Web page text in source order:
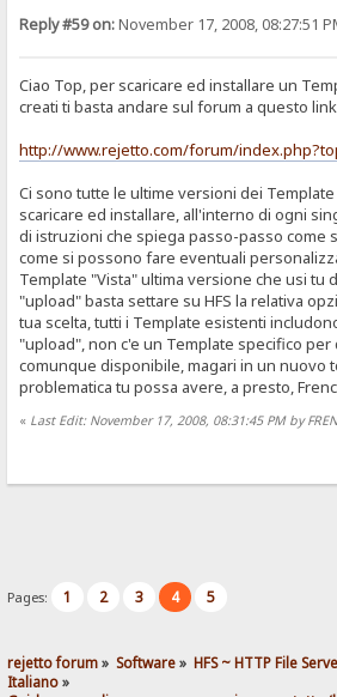
Reply #59 on:November 17, 2008, 08:27:51
Ciao Top, per scaricare ed installare un
creati ti basta andare sul forum a questo
http://www.rejetto.com/forum/
Ci sono tutte le ultime versioni dei
scaricare ed installare, all'interno di ogni
di istruzioni che spiega passo-passo come
come si possono fare eventuali
Template "Vista" ultima versione che usi tu
"upload" basta settare su HFS la relativa
tua scelta, tutti i Template esistenti
"upload", non c'e un Template specifico
comunque disponibile, magari in un nuovo
problematica tu possa avere, a presto,
« Last Edit: November 17, 2008, 08:31:45 PM by
Pages: 1 2 3 4 5
rejetto forum» Software» HFS ~ HTTP File
Italiano»